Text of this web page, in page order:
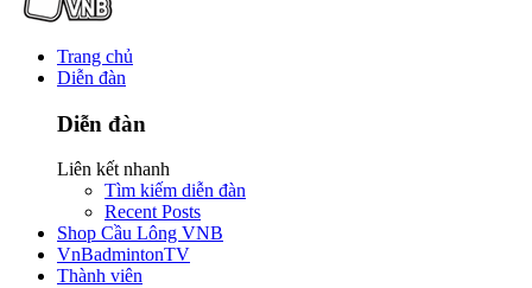
Trang chủ
Diễn đàn
Diễn đàn
Liên kết nhanh
Tìm kiếm diễn đàn
Recent Posts
Shop Cầu Lông VNB
VnBadmintonTV
Thành viên